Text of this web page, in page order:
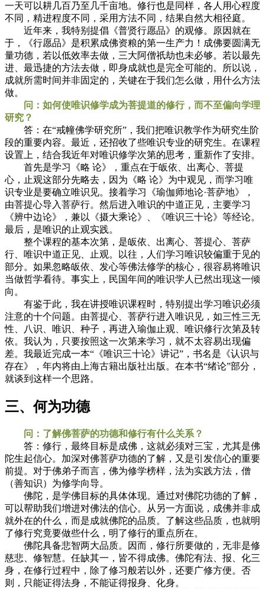
一天可以耕几百乃至几千亩地。修行也是同样，各人用心程度
不同，精进程度不同，采用方法不同，结果自然大相径庭。
近年来，我特别提倡《普贤行愿品》的观修。原因就在
于，《行愿品》是积累成佛资粮的第一生产力！成佛要圆满无
量功德，若以低效率去做，三大阿僧祇劫也未必够。若以最先
进、最迅捷的方法去做，即身成就也是完全可能的。所以说，
成就所需时间并非固定的，关键在于我们怎么做，用什么方法
做。
问：如何使唯识修学成为菩提道的修行，而不至偏向学理
研究？
答：在“戒幢佛学研究所”，我们把唯识教学作为研究生阶
段的重要内容。最近，还招收了些唯识专业的研究生。在课程
设置上，结合我近年对唯识修学次第的思考，重新作了安排。
首先是学习《略 论》，重点在于皈依、出离心、菩提
心，止观这部分先略去，因为《略 论》为中观见，而学习唯
识专业是要确立唯识见。接着学习《瑜伽师地论·菩萨地》，
由菩提心导入菩萨行。然后进入唯识的中道正见，主要学习
《辨中边论》，兼以《摄大乘论》、《唯识三十论》等经论。
最后，是唯识的止观实践。
整个课程的基本次第，是皈依、出离心、菩提心、菩萨
行、唯识中道正见、止观。以往，人们学习唯识较偏重于见的
部分。如果忽略皈依、发心等佛法修学的核心，很容易将唯识
当做哲学看待。事实上，民国年间的唯识学人已然出现这一倾
向。
有鉴于此，我在讲授唯识课程时，特别提出学习唯识必须
注意的十个问题。由菩提心、菩萨行进入唯识见，如三性三无
性、八识、唯识、种子，再进入瑜伽止观、唯识修行次第及转
依。我认为，只要按照这一次第来学习，就不太容易出现偏
差。我最近完成一本“《唯识三十论》讲记”，书名是《认识与
存在》，年内将由上海古籍出版社出版。在本书“绪论”部分，
就谈到这样一个思路。
三、何为功德
问：了解佛菩萨的功德和修行有什么关系？
答：修行，最终目标是成佛，这就必须对三宝，尤其是佛
陀生起信心。加深对佛菩萨功德的了解，又是引发信心的重要
前提。对于佛弟子而言，佛为修学榜样，法为实践方法，僧
（善知识）为修学向导。
佛陀，是学佛目标的具体体现。通过对佛陀功德的了解，
可以帮助我们增进对佛法的信心。从另一方面说，成佛并非成
就外在的什么，而是成就佛陀的品质。了解这些品质，也就明
了修行究竟要做些什么，明了修行的重点所在。
佛陀具备悲智两大品质。因而，修行所要做的，无非是修
慈悲、修智慧。任缺其一，皆不得成佛。佛陀有法、报、化三
身，在修行过程中，除了修习般若以外，还要广修方便。否
则，只能证得法身，不能证得报身、化身。